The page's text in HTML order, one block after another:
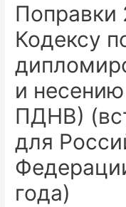
Поправки
Кодексу
и
ПДНВ)
для
года)